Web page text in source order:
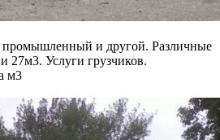
промышленный и другой. Различные
27м3. Услуги грузчиков.
м3